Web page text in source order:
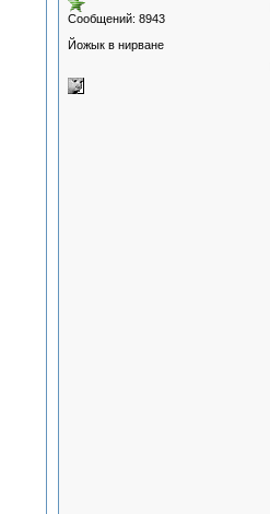
Сообщений: 8943
Йожык в нирване